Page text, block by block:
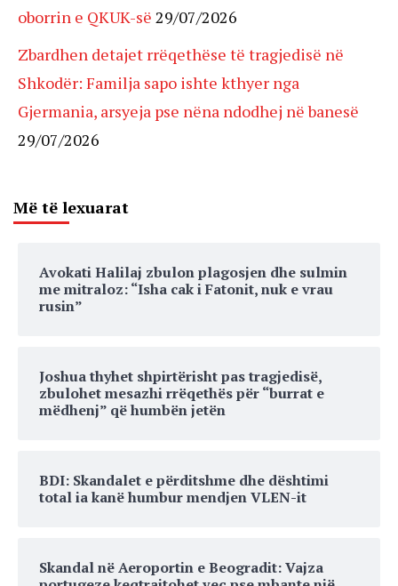
oborrin e QKUK-së 29/07/2026
Zbardhen detajet rrëqethëse të tragjedisë në
Shkodër: Familja sapo ishte kthyer nga
Gjermania, arsyeja pse nëna ndodhej në banesë
29/07/2026
Më të lexuarat
Avokati Halilaj zbulon plagosjen dhe sulmin
me mitraloz: “Isha cak i Fatonit, nuk e vrau
rusin”
Joshua thyhet shpirtërisht pas tragjedisë,
zbulohet mesazhi rrëqethës për “burrat e
mëdhenj” që humbën jetën
BDI: Skandalet e përditshme dhe dështimi
total ia kanë humbur mendjen VLEN-it
Skandal në Aeroportin e Beogradit: Vajza